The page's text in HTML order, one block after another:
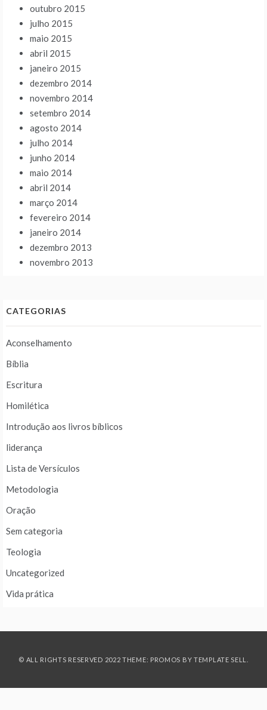
outubro 2015
julho 2015
maio 2015
abril 2015
janeiro 2015
dezembro 2014
novembro 2014
setembro 2014
agosto 2014
julho 2014
junho 2014
maio 2014
abril 2014
março 2014
fevereiro 2014
janeiro 2014
dezembro 2013
novembro 2013
CATEGORIAS
Aconselhamento
Bíblia
Escritura
Homilética
Introdução aos livros bíblicos
liderança
Lista de Versículos
Metodologia
Oração
Sem categoria
Teologia
Uncategorized
Vida prática
© ALL RIGHTS RESERVED 2022 THEME: PROMOS BY TEMPLATE SELL